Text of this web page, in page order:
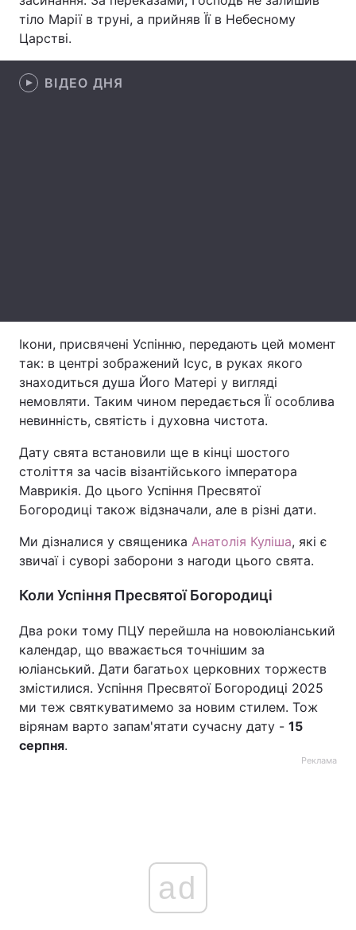
Послуги
тіло Марії в труні, а прийняв Її в Небесному
Царстві.
ВІДЕО ДНЯ
Ікони, присвячені Успінню, передають цей момент
так: в центрі зображений Ісус, в руках якого
знаходиться душа Його Матері у вигляді
немовляти. Таким чином передається Її особлива
невинність, святість і духовна чистота.
Дату свята встановили ще в кінці шостого
століття за часів візантійського імператора
Маврикія. До цього Успіння Пресвятої
Богородиці також відзначали, але в різні дати.
Ми дізналися у священика Анатолія Куліша, які є
звичаї і суворі заборони з нагоди цього свята.
Коли Успіння Пресвятої Богородиці
Два роки тому ПЦУ перейшла на новоюліанський
календар, що вважається точнішим за
юліанський. Дати багатьох церковних торжеств
змістилися. Успіння Пресвятої Богородиці 2025
ми теж святкуватимемо за новим стилем. Тож
вірянам варто запам'ятати сучасну дату - 15
серпня.
Реклама
ad